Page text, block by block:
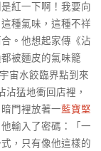
紅一下啊！我要向
種氣味，這種不祥
。他想起家傳《沾
被麵皮的氣味籠
宙水餃臨界點到來
沾猛地衝回店裡，
門裡放著一藍寶堅
輸入了密碼：「一
，只有像他這樣的